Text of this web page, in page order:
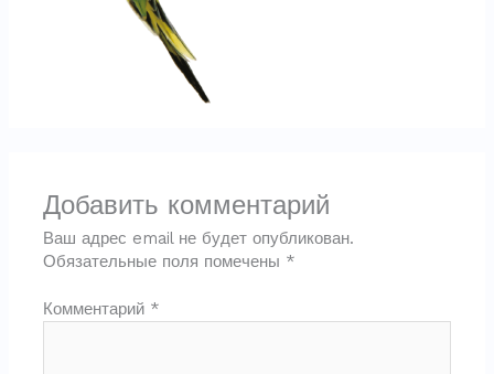
Добавить комментарий
Ваш адрес email не будет опубликован.
Обязательные поля помечены *
Комментарий *